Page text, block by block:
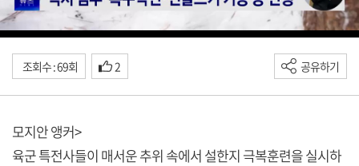
조회수 : 69회 2 공유하기
모지안 앵커>
육군 특전사들이 매서운 추위 속에서 설한지 극복훈련을 실시하